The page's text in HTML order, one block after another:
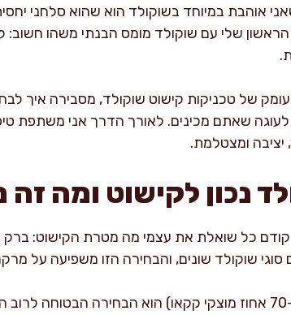
אוהבת במיוחד בשוקולד הוא שהוא סלחני
הראשון שלי עם שוקולד מומס הבנתי משהו
של טכניקות קישוט שוקולד, מסבירה איך
שאתם מכינים. לאורך הדרך אני משתפת
יציבה ומצטלמת.
נכון לקישוט ומה
כל שואלת את עצמי מה מטרת הקישוט:
שוקולד שונים, והבחירה הזו משפיעה על
שוקולד מריר איכותי (60–70 אחוז מוצקי קקאו) הוא